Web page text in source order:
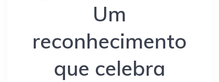
Um
reconhecimento
que celebra